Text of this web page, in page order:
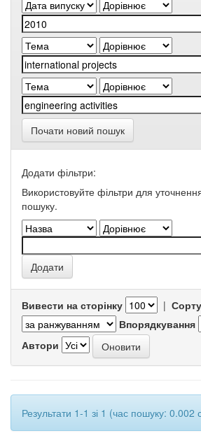
Почати новий пошук
Додати фільтри:
Використовуйте фільтри для
пошуку.
Вивести на сторінку |
Впорядкування
Автори
Результати 1-1 зі 1 (час пошуку: 0.002